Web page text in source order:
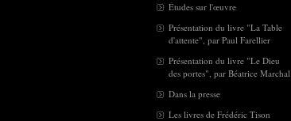
Études sur l'œuvre
Présentation du livre "La Table
d'attente", par Paul Farellier
Présentation du livre "Le Dieu
des portes", par Béatrice Marchal
Dans la presse
Les livres de Frédéric Tison